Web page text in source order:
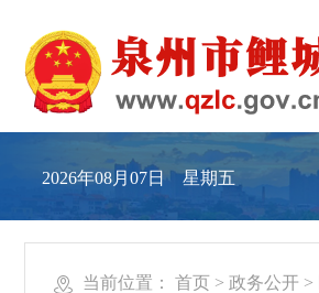
2026年08月07日 星期五
当前位置： 首页 > 政务公开 >